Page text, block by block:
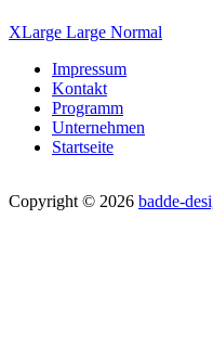
XLarge Large Normal
Impressum
Kontakt
Programm
Unternehmen
Startseite
Copyright © 2026 badde-